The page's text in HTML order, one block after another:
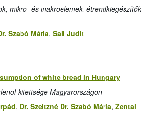
mikro- és makroelemek, étrendkiegészítők
Szabó Mária, Sali Judit
of white bread in Hungary
kitettsége Magyarországon
, Dr. Szeitzné Dr. Szabó Mária, Zentai